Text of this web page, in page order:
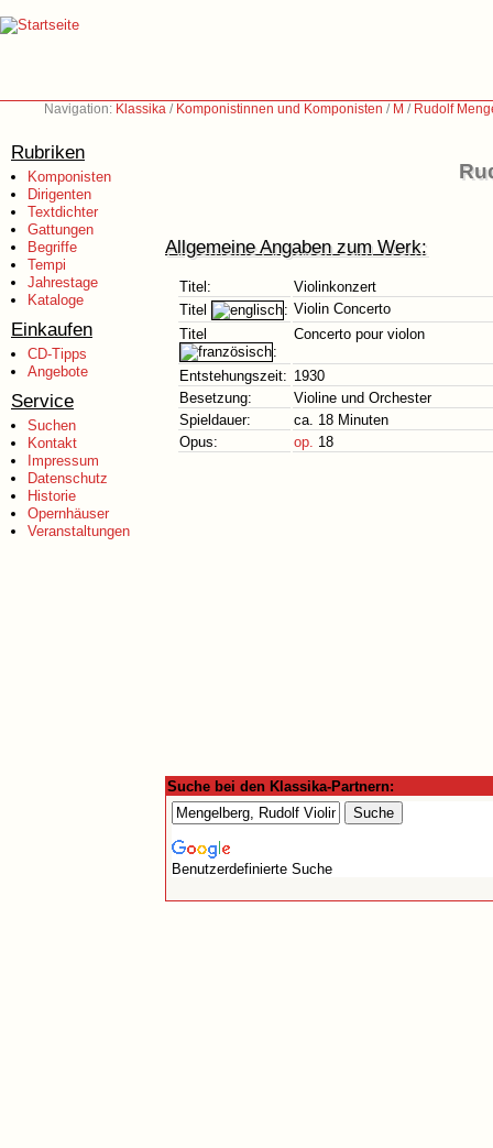
Navigation: Klassika / Komponistinnen und Komponisten / M / Rudolf
Rubriken
Komponisten
Dirigenten
Textdichter
Gattungen
Begriffe
Tempi
Jahrestage
Kataloge
Einkaufen
CD-Tipps
Angebote
Service
Suchen
Kontakt
Impressum
Datenschutz
Historie
Opernhäuser
Veranstaltungen
Allgemeine Angaben zum Werk:
Titel:
Violinkonzert
Titel
: Violin Concerto
Titel
:
Concerto pour violon
Entstehungszeit: 1930
Besetzung:
Violine und Orchester
Spieldauer:
ca. 18 Minuten
Opus:
op. 18
Suche bei den Klassika-Partnern:
Benutzerdefinierte Suche